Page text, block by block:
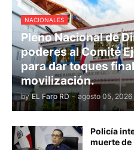
NACIONALES
Pleno Nacional de
poderes al Comité
para dar toques
movilización.
by EL Faro RD - agosto 05, 2026
Policía
muerte de